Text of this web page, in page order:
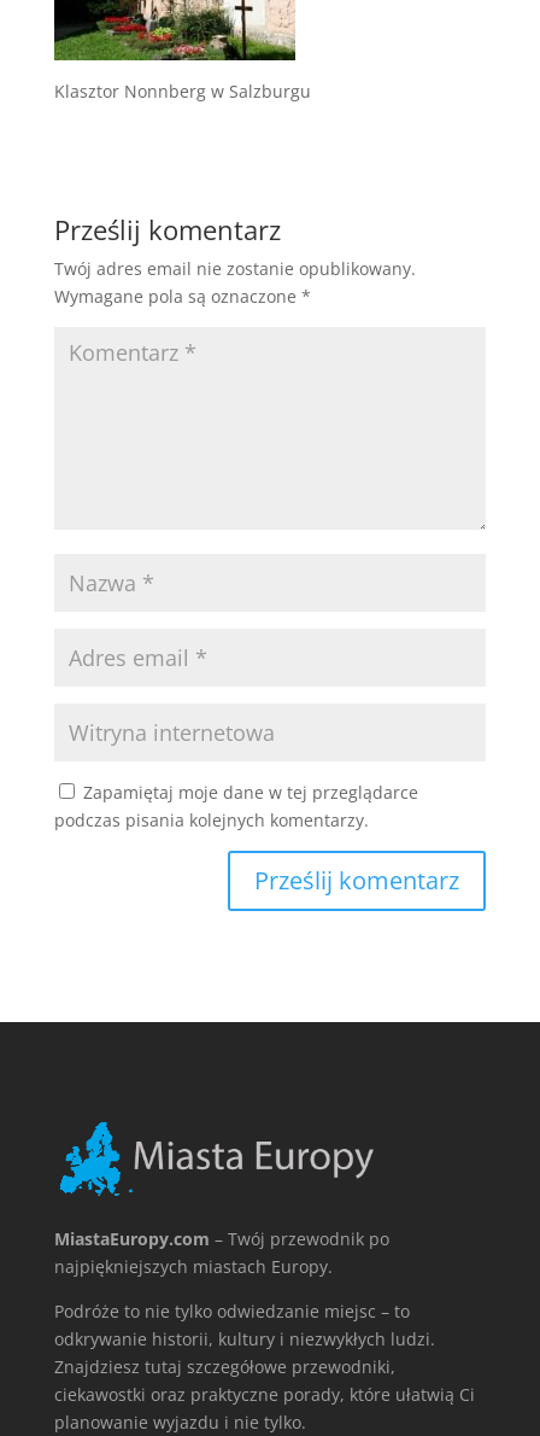
Klasztor Nonnberg w Salzburgu
Prześlij komentarz
Twój adres email nie zostanie opublikowany.
Wymagane pola są oznaczone *
Zapamiętaj moje dane w tej przeglądarce
podczas pisania kolejnych komentarzy.
MiastaEuropy.com – Twój przewodnik po
najpiękniejszych miastach Europy.
Podróże to nie tylko odwiedzanie miejsc – to
odkrywanie historii, kultury i niezwykłych ludzi.
Znajdziesz tutaj szczegółowe przewodniki,
ciekawostki oraz praktyczne porady, które ułatwią Ci
planowanie wyjazdu i nie tylko.